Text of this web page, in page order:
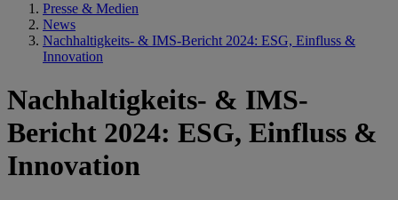
Presse & Medien
News
Nachhaltigkeits- & IMS-Bericht 2024: ESG, Einfluss &
Innovation
Nachhaltigkeits- & IMS-
Bericht 2024: ESG, Einfluss &
Innovation